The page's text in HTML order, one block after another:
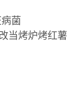
菌
烤炉烤红薯